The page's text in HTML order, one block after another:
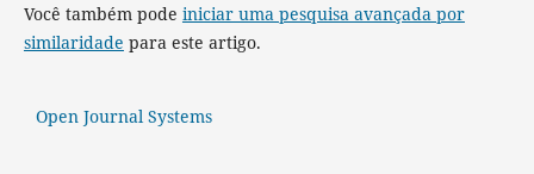
Você também pode iniciar uma pesquisa avançada por
similaridade para este artigo.
Open Journal Systems